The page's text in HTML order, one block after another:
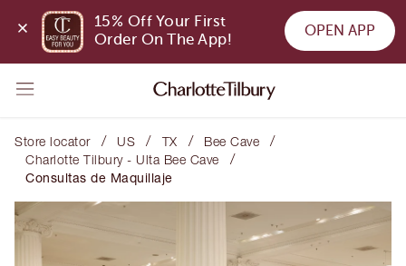
15% Off Your First
Order On The App!
OPEN APP
Store locator / US / TX / Bee Cave /
Charlotte Tilbury - Ulta Bee Cave /
Consultas de Maquillaje